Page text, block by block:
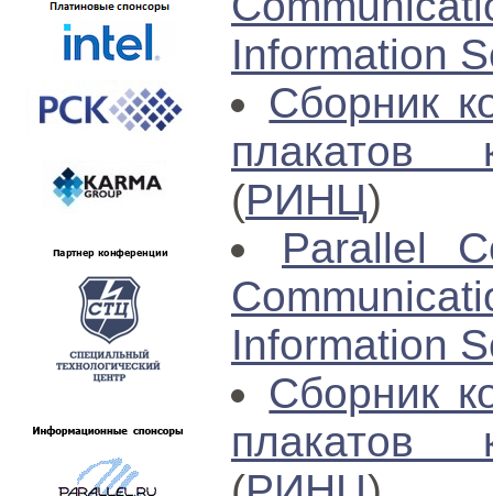
Information
Сборник
плакатов
(РИНЦ)
Parallel
Information
Сборник
плакатов